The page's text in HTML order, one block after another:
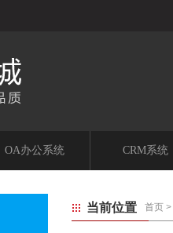
OA办公系统 CRM系统
当前位置 首页>